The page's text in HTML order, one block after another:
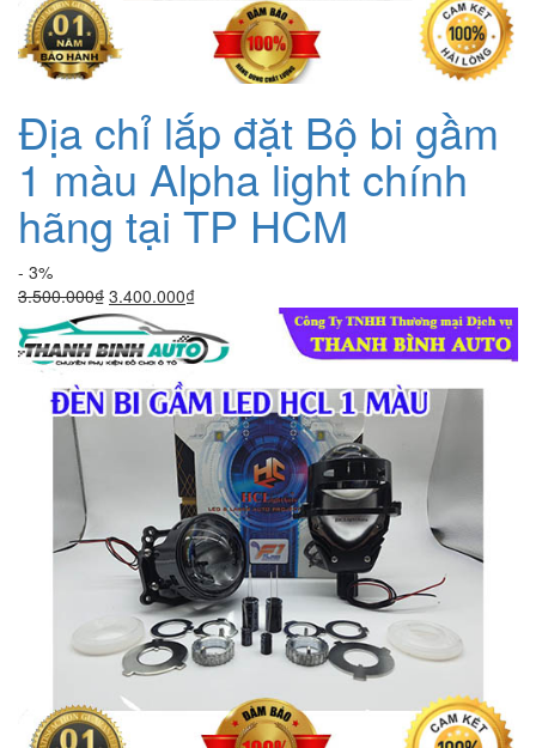
​Địa chỉ lắp đặt Bộ bi gầm
1 màu Alpha light chính
hãng tại TP HCM
- 3%
3.500.000₫ Giá
gốc
là:
3.500.000₫.
3.400.000₫Giá
tại
là:
3.400.000₫.